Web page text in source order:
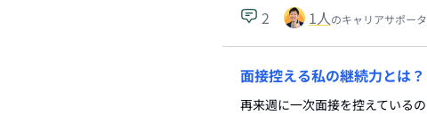
2 1人のキャリアサポー
面接控える私の継続力とは？
再来週に一次面接を控えている